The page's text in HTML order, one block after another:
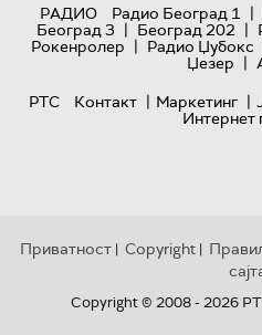
РАДИО
Радио Београд 1 |
Београд 3 | Београд 202 |
Рокенролер | Радио Џубокс
Џезер |
РТС
Контакт | Маркетинг |
Интернет
Приватност | Copyright |
Copyright © 2008 - 2026